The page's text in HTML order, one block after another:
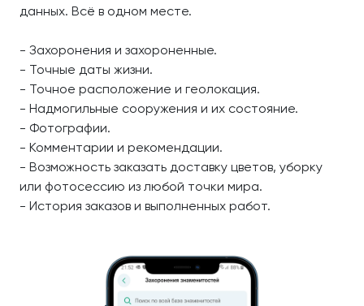
данных. Всё в одном месте.
- Захоронения и захороненные.
- Точные даты жизни.
- Точное расположение и геолокация.
- Надмогильные сооружения и их состояние.
- Фотографии.
- Комментарии и рекомендации.
- Возможность заказать доставку цветов, уборку
или фотосессию из любой точки мира.
- История заказов и выполненных работ.